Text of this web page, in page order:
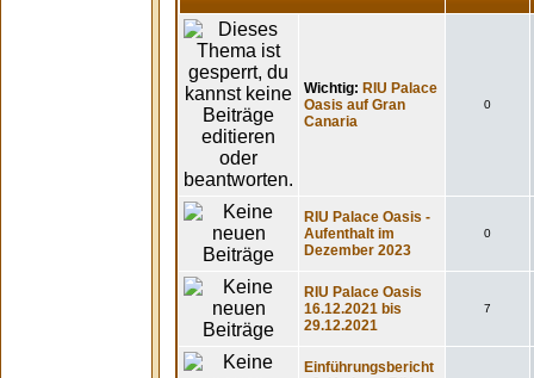
Wichtig: RIU Palace
Oasis auf Gran
Canaria
0
RIU Palace Oasis -
Aufenthalt im
Dezember 2023
0
RIU Palace Oasis
16.12.2021 bis
29.12.2021
7
Einführungsbericht